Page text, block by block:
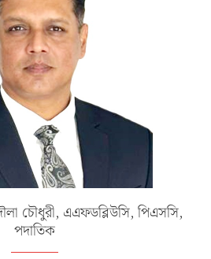
চৌধুরী, এএফডব্লিউসি, পিএসসি,
পদাতিক